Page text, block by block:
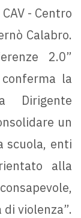
- Centro
Calabro.
2.0”
la
Dirigente
un
scuola, enti
alla
violenza”.